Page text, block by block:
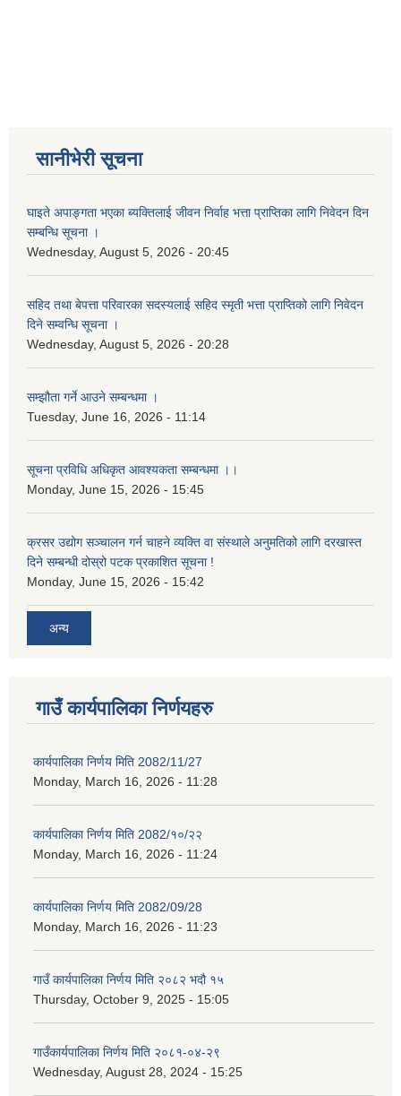
सानीभेरी सूचना
घाइते अपाङ्गता भएका ब्यक्तिलाई जीवन निर्वाह भत्ता प्राप्तिका लागि निवेदन दिन
सम्बन्धि सूचना ।
Wednesday, August 5, 2026 - 20:45
सहिद तथा बेपत्ता परिवारका सदस्यलाई सहिद स्मृती भत्ता प्राप्तिको लागि निवेदन
दिने सम्वन्धि सूचना ।
Wednesday, August 5, 2026 - 20:28
सम्झौता गर्ने आउने सम्बन्धमा ।
Tuesday, June 16, 2026 - 11:14
सूचना प्रविधि अधिकृत आवश्यकता सम्बन्धमा ।।
Monday, June 15, 2026 - 15:45
क्रसर उद्योग सञ्चालन गर्न चाहने व्यक्ति वा संस्थाले अनुमतिको लागि दरखास्त
दिने सम्बन्धी दोस्रो पटक प्रकाशित सूचना !
Monday, June 15, 2026 - 15:42
अन्य
गाउँ कार्यपालिका निर्णयहरु
कार्यपालिका निर्णय मिति 2082/11/27
Monday, March 16, 2026 - 11:28
कार्यपालिका निर्णय मिति 2082/१०/२२
Monday, March 16, 2026 - 11:24
कार्यपालिका निर्णय मिति 2082/09/28
Monday, March 16, 2026 - 11:23
गाउँ कार्यपालिका निर्णय मिति २०८२ भदौ १५
Thursday, October 9, 2025 - 15:05
गाउँकार्यपालिका निर्णय मिति २०८१-०४-२९
Wednesday, August 28, 2024 - 15:25